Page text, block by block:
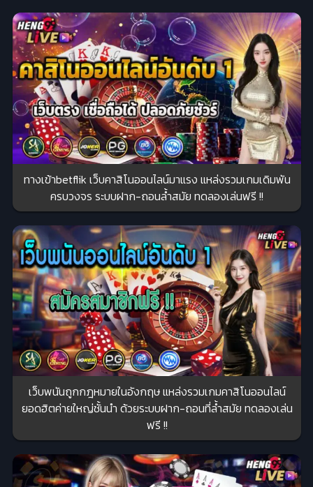
ทางเข้าbetflik เว็บคาสิโนออนไลน์มาแรง แหล่งรวมเกมเดิมพัน
ครบวงจร ระบบฝาก-ถอนล้ำสมัย ทดลองเล่นฟรี !!
เว็บพนันถูกกฎหมายในอังกฤษ แหล่งรวมเกมคาสิโนออนไลน์
ยอดฮิตค่ายใหญ่ชั้นนำ ด้วยระบบฝาก-ถอนที่ล้ำสมัย ทดลองเล่น
ฟรี !!